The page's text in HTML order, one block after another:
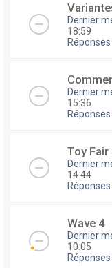
Dernier
18:59
Réponses
Dernier
15:36
Réponses
Toy
Dernier
14:44
Réponses
Wave 4
Dernier
10:05
Réponses